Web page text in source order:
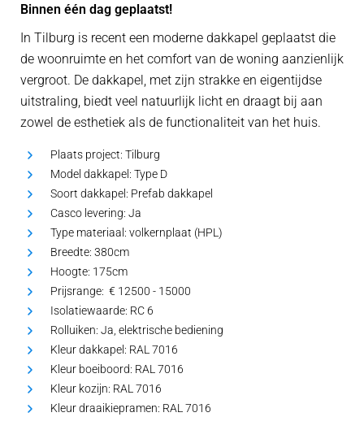
Binnen één dag geplaatst!
In Tilburg is recent een moderne dakkapel geplaatst die
de woonruimte en het comfort van de woning aanzienlijk
vergroot. De dakkapel, met zijn strakke en eigentijdse
uitstraling, biedt veel natuurlijk licht en draagt bij aan
zowel de esthetiek als de functionaliteit van het huis.
Plaats project: Tilburg
Model dakkapel: Type D
Soort dakkapel: Prefab dakkapel
Casco levering: Ja
Type materiaal: volkernplaat (HPL)
Breedte: 380cm
Hoogte: 175cm
Prijsrange: € 12500 - 15000
Isolatiewaarde: RC 6
Rolluiken: Ja, elektrische bediening
Kleur dakkapel: RAL 7016
Kleur boeiboord: RAL 7016
Kleur kozijn: RAL 7016
Kleur draaikiepramen: RAL 7016